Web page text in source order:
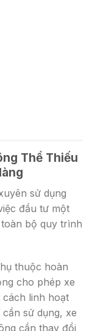
Thể Thiếu
sử dụng
đầu tư một
bộ quy trình
thuộc hoàn
cho phép xe
linh hoạt
sử dụng, xe
cần thay đổi